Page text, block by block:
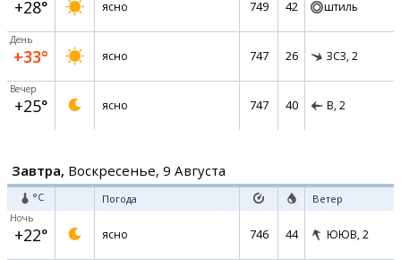
+28° ясно 749 42 штиль
День
+33° ясно 747 26 ЗСЗ, 2
Вечер
+25° ясно 747 40 В, 2
Завтра, Воскресенье, 9 Августа
°C Погода Ветер
Ночь
+22° ясно 746 44 ЮЮВ, 2